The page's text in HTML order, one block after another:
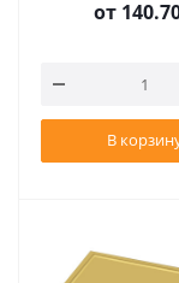
от
В